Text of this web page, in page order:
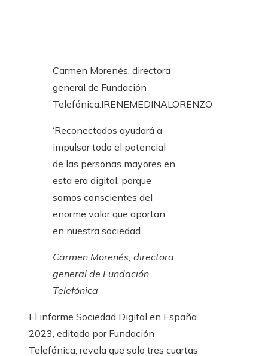
Carmen Morenés, directora
general de Fundación
Telefónica.IRENEMEDINALORENZO
‘Reconectados ayudará a
impulsar todo el potencial
de las personas mayores en
esta era digital, porque
somos conscientes del
enorme valor que aportan
en nuestra sociedad
Carmen Morenés, directora
general de Fundación
Telefónica
El informe Sociedad Digital en España
2023, editado por Fundación
Telefónica, revela que solo tres cuartas